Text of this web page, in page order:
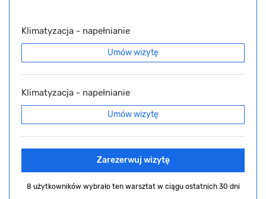
Klimatyzacja - napełnianie
Umów wizytę
Klimatyzacja - napełnianie
Umów wizytę
Zarezerwuj wizytę
8 użytkowników wybrało ten warsztat w ciągu ostatnich 30 dni